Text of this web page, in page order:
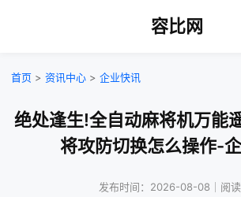
容比网
首页 > 资讯中心 > 企业快讯
绝处逢生!全自动麻将机万能
将攻防切换怎么操作-
发布时间：2026-08-08｜阅读